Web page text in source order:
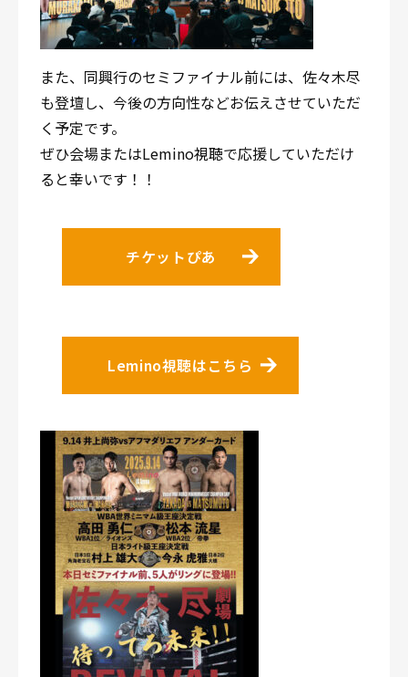
また、同興行のセミファイナル前には、佐々木尽
も登壇し、今後の方向性などお伝えさせていただ
く予定です。
ぜひ会場またはLemino視聴で応援していただけ
ると幸いです！！
チケットぴあ
Lemino視聴はこちら